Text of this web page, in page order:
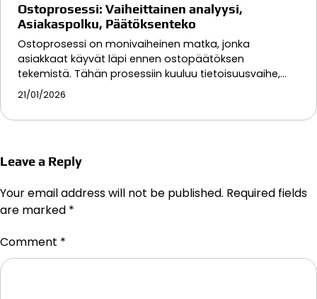
Ostoprosessi: Vaiheittainen analyysi,
Asiakaspolku, Päätöksenteko
Ostoprosessi on monivaiheinen matka, jonka
asiakkaat käyvät läpi ennen ostopäätöksen
tekemistä. Tähän prosessiin kuuluu tietoisuusvaihe,…
21/01/2026
Leave a Reply
Your email address will not be published. Required fields
are marked *
Comment *